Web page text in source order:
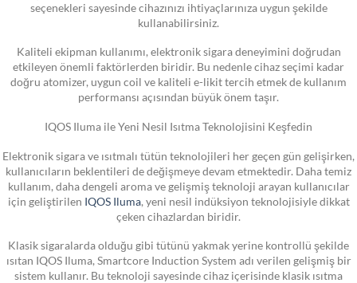
seçenekleri sayesinde cihazınızı ihtiyaçlarınıza uygun şekilde
kullanabilirsiniz.
Kaliteli ekipman kullanımı, elektronik sigara deneyimini doğrudan
etkileyen önemli faktörlerden biridir. Bu nedenle cihaz seçimi kadar
doğru atomizer, uygun coil ve kaliteli e-likit tercih etmek de kullanım
performansı açısından büyük önem taşır.
IQOS Iluma ile Yeni Nesil Isıtma Teknolojisini Keşfedin
Elektronik sigara ve ısıtmalı tütün teknolojileri her geçen gün gelişirken,
kullanıcıların beklentileri de değişmeye devam etmektedir. Daha temiz
kullanım, daha dengeli aroma ve gelişmiş teknoloji arayan kullanıcılar
için geliştirilen IQOS Iluma, yeni nesil indüksiyon teknolojisiyle dikkat
çeken cihazlardan biridir.
Klasik sigaralarda olduğu gibi tütünü yakmak yerine kontrollü şekilde
ısıtan IQOS Iluma, Smartcore Induction System adı verilen gelişmiş bir
sistem kullanır. Bu teknoloji sayesinde cihaz içerisinde klasik ısıtma